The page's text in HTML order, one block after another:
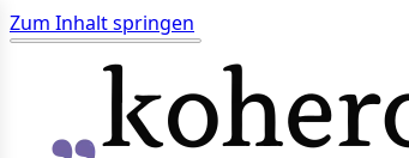
Zum Inhalt springen